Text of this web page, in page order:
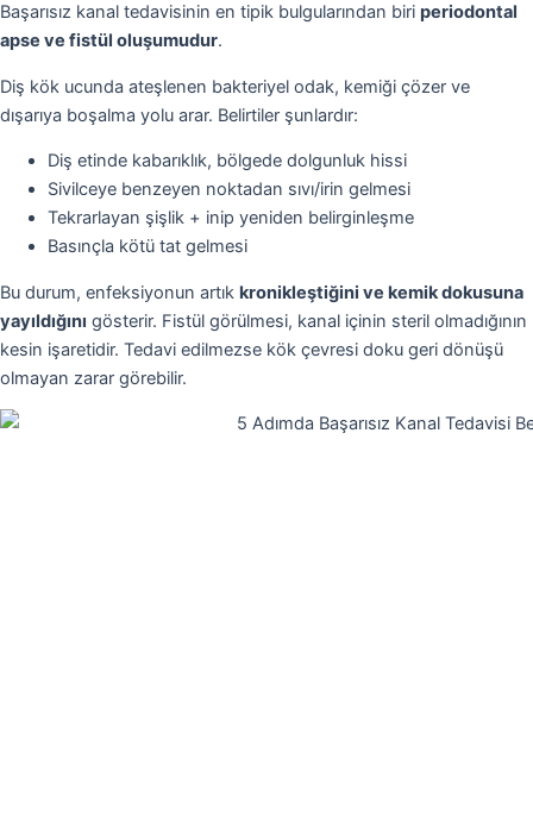
Başarısız kanal tedavisinin en tipik bulgularından biri periodontal
apse ve fistül oluşumudur.
Diş kök ucunda ateşlenen bakteriyel odak, kemiği çözer ve
dışarıya boşalma yolu arar. Belirtiler şunlardır:
Diş etinde kabarıklık, bölgede dolgunluk hissi
Sivilceye benzeyen noktadan sıvı/irin gelmesi
Tekrarlayan şişlik + inip yeniden belirginleşme
Basınçla kötü tat gelmesi
Bu durum, enfeksiyonun artık kronikleştiğini ve kemik dokusuna
yayıldığını gösterir. Fistül görülmesi, kanal içinin steril olmadığının
kesin işaretidir. Tedavi edilmezse kök çevresi doku geri dönüşü
olmayan zarar görebilir.